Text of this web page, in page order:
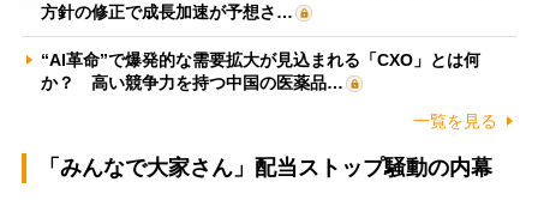
方針の修正で成長加速が予想さ…
“AI革命”で爆発的な需要拡大が見込まれる「CXO」とは何
か？ 高い競争力を持つ中国の医薬品…
一覧を見る
「みんなで大家さん」配当ストップ騒動の内幕